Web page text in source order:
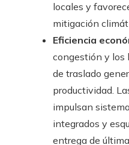
locales y
mitigación
Eficiencia
congestión y los
de traslado
productividad.
impulsan
integrados y
entrega de